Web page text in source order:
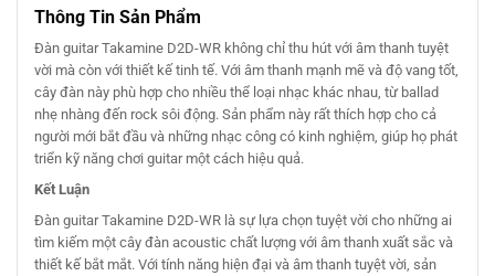
Thông Tin Sản Phẩm
Đàn guitar Takamine D2D-WR không chỉ thu hút với âm thanh tuyệt
vời mà còn với thiết kế tinh tế. Với âm thanh mạnh mẽ và độ vang tốt,
cây đàn này phù hợp cho nhiều thể loại nhạc khác nhau, từ ballad
nhẹ nhàng đến rock sôi động. Sản phẩm này rất thích hợp cho cả
người mới bắt đầu và những nhạc công có kinh nghiệm, giúp họ phát
triển kỹ năng chơi guitar một cách hiệu quả.
Kết Luận
Đàn guitar Takamine D2D-WR là sự lựa chọn tuyệt vời cho những ai
tìm kiếm một cây đàn acoustic chất lượng với âm thanh xuất sắc và
thiết kế bắt mắt. Với tính năng hiện đại và âm thanh tuyệt vời, sản